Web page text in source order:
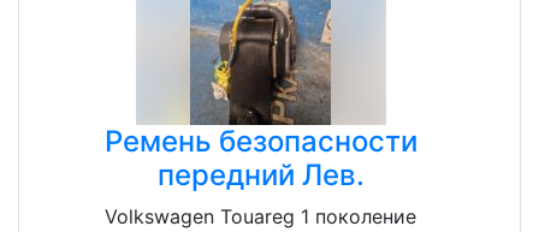
Ремень безопасности
передний Лев.
Volkswagen Touareg 1 поколение